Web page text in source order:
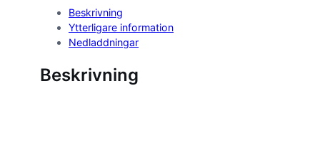
Beskrivning
Ytterligare information
Nedladdningar
Beskrivning